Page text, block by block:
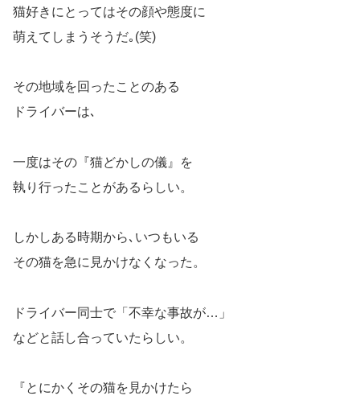
猫好きにとってはその顔や態度に
萌えてしまうそうだ｡(笑)
その地域を回ったことのある
ドライバーは､
一度はその『猫どかしの儀』を
執り行ったことがあるらしい。
しかしある時期から､いつもいる
その猫を急に見かけなくなった。
ドライバー同士で「不幸な事故が…」
などと話し合っていたらしい。
『とにかくその猫を見かけたら